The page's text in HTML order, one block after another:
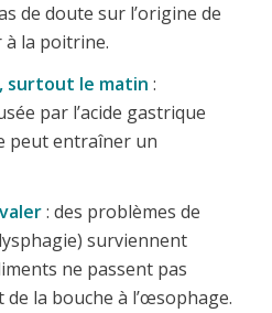
de doute sur l’origine de
la poitrine.
surtout le matin :
par l’acide gastrique
peut entraîner un
: des problèmes de
surviennent
ne passent pas
la bouche à l’œsophage.